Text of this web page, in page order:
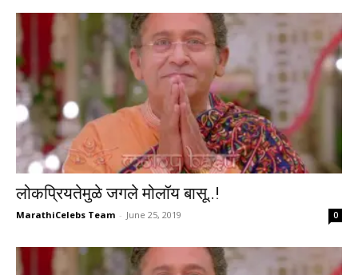
लोकप्रियतेमुळे जगले मोलॉय बासू..!
MarathiCelebs Team - June 25, 2019 0